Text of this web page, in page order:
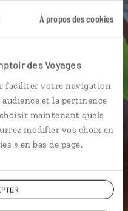
À propos des cookies
des Voyages
faciliter votre navigation
et la pertinence
maintenant quels
modifier vos choix en
» en bas de page.
itinéraire au plus
aussi par email ou
avant,
DEVIS